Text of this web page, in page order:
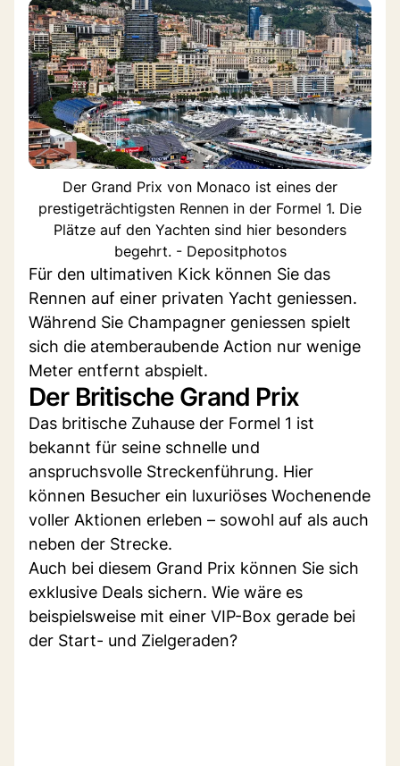
Der Grand Prix von Monaco ist eines der
prestigeträchtigsten Rennen in der Formel 1. Die
Plätze auf den Yachten sind hier besonders
begehrt. - Depositphotos
Für den ultimativen Kick können Sie das
Rennen auf einer privaten Yacht geniessen.
Während Sie Champagner geniessen spielt
sich die atemberaubende Action nur wenige
Meter entfernt abspielt.
Der Britische Grand Prix
Das britische Zuhause der Formel 1 ist
bekannt für seine schnelle und
anspruchsvolle Streckenführung. Hier
können Besucher ein luxuriöses Wochenende
voller Aktionen erleben – sowohl auf als auch
neben der Strecke.
Auch bei diesem Grand Prix können Sie sich
exklusive Deals sichern. Wie wäre es
beispielsweise mit einer VIP-Box gerade bei
der Start- und Zielgeraden?